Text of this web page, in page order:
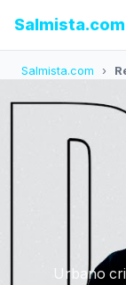
Salmista.com
Salmista.com ›
Urbano